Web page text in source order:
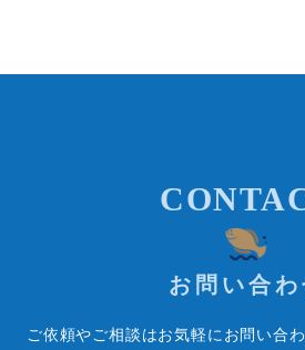
お問い合わ
ご依頼やご相談はお気軽にお問い合わ